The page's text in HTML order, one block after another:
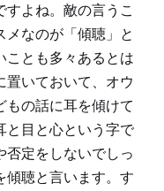
よね。敵の言うこ
メなのが「傾聴」と
ことも多々あるとは
置いておいて、オウ
もの話に耳を傾けて
と目と心という字で
否定をしないでしっ
傾聴と言います。す